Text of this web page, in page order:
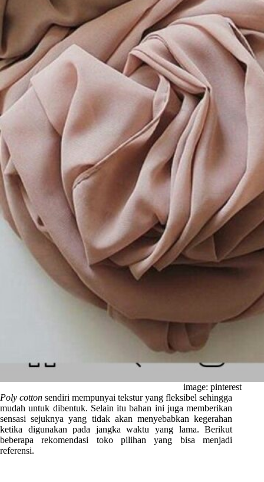
image: pinterest
Poly cotton sendiri mempunyai tekstur yang fleksibel sehingga
mudah untuk dibentuk. Selain itu bahan ini juga memberikan
sensasi sejuknya yang tidak akan menyebabkan kegerahan
ketika digunakan pada jangka waktu yang lama. Berikut
beberapa rekomendasi toko pilihan yang bisa menjadi
referensi.